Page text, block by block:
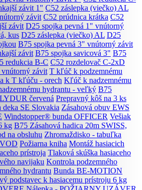
závit 1" C52 záslepka (viečko) AL
závit C52 prúdnica krátka C52
závit D25 spojka pevná 1" vnútorný
kus D25 záslepka (viečko) AL D25
B75 spojka pevná 3" vnútorný závit
závit B75 spojka savicová 3" B75
redukcia B-C C52 rozdelovač C-2xD
závit T kľúč k podzemnému
k T kľúču - orech Kľúč k nadzemnému
hydrantu - veľký B75
červená Prepravný kôš na 3 ks
deka SE Slovakia Zásahová obuv EWS
Windstopper® bunda OFFICER Vešiak
kg B75 Zásahová hadica 20m SWISS,
na obsluhu Zhromaždisko - tabuľka
Požiarna kniha Montáž hasiacich
prístroja Tlaková skúška hasiaceho
navijaku Kontrola podzemného
hydrantu Bunda BE-MOTION
podstavec k hasiacemu prístroju 6 kg